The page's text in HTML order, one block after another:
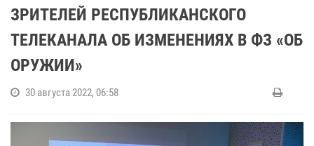
ЗРИТЕЛЕЙ РЕСПУБЛИКАНСКОГО
ТЕЛЕКАНАЛА ОБ ИЗМЕНЕНИЯХ В ФЗ «ОБ
ОРУЖИИ»
30 августа 2022, 06:58